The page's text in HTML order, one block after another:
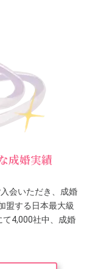
成婚実績
会いただき、成婚
盟する日本最大級
4,000社中、成婚